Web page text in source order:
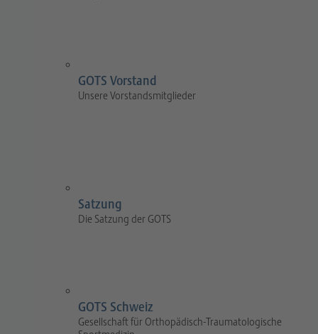
GOTS Vorstand
Unsere Vorstandsmitglieder
Satzung
Die Satzung der GOTS
GOTS Schweiz
Gesellschaft für Orthopädisch-Traumatologische